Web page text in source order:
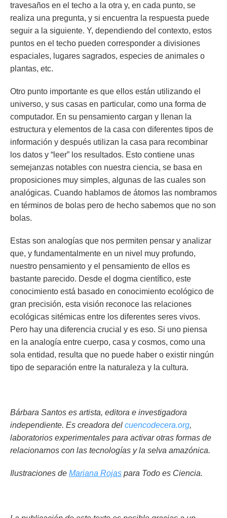
travesaños en el techo a la otra y, en cada punto, se
realiza una pregunta, y si encuentra la respuesta puede
seguir a la siguiente. Y, dependiendo del contexto, estos
puntos en el techo pueden corresponder a divisiones
espaciales, lugares sagrados, especies de animales o
plantas, etc.
Otro punto importante es que ellos están utilizando el
universo, y sus casas en particular, como una forma de
computador. En su pensamiento cargan y llenan la
estructura y elementos de la casa con diferentes tipos de
información y después utilizan la casa para recombinar
los datos y “leer” los resultados. Esto contiene unas
semejanzas notables con nuestra ciencia, se basa en
proposiciones muy simples, algunas de las cuales son
analógicas. Cuando hablamos de átomos las nombramos
en términos de bolas pero de hecho sabemos que no son
bolas.
Estas son analogías que nos permiten pensar y analizar
que, y fundamentalmente en un nivel muy profundo,
nuestro pensamiento y el pensamiento de ellos es
bastante parecido. Desde el dogma científico, este
conocimiento está basado en conocimiento ecológico de
gran precisión, esta visión reconoce las relaciones
ecológicas sitémicas entre los diferentes seres vivos.
Pero hay una diferencia crucial y es eso. Si uno piensa
en la analogía entre cuerpo, casa y cosmos, como una
sola entidad, resulta que no puede haber o existir ningún
tipo de separación entre la naturaleza y la cultura.
Bárbara Santos es artista, editora e investigadora
independiente. Es creadora del cuencodecera.org,
laboratorios experimentales para activar otras formas de
relacionarnos con las tecnologías y la selva amazónica.
Ilustraciones de Mariana Rojas para Todo es Ciencia.